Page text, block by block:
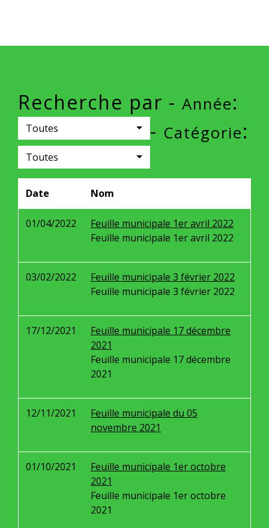
Recherche par - Année:
Toutes - Catégorie:
Toutes
Date Nom
01/04/2022
Feuille municipale 1er avril 2022
Feuille municipale 1er avril 2022
03/02/2022
Feuille municipale 3 février 2022
Feuille municipale 3 février 2022
17/12/2021
Feuille municipale 17 décembre
2021
Feuille municipale 17 décembre
2021
12/11/2021
Feuille municipale du 05
novembre 2021
01/10/2021
Feuille municipale 1er octobre
2021
Feuille municipale 1er octobre
2021